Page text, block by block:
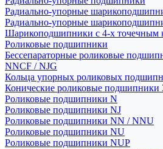
Радиально-упорные
Радиально-упорные
Шарикоподшипники с 4-х точечным
Роликовые подшипники
Бессепараторные роликовые
NNCF / NJG
Кольца упорных роликовых
Конические роликовые подшипники
Роликовые подшипники N
Роликовые подшипники NJ
Роликовые подшипники NN / NNU
Роликовые подшипники NU
Роликовые подшипники NUP